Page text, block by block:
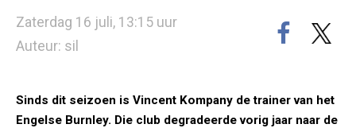
Zaterdag 16 juli, 13:15 uur
Auteur: sil
Sinds dit seizoen is Vincent Kompany de trainer van het
Engelse Burnley. Die club degradeerde vorig jaar naar de